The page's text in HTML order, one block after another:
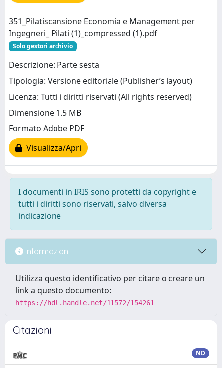
351_Pilatiscansione Economia e Management per
Ingegneri_ Pilati (1)_compressed (1).pdf
Solo gestori archivio
Descrizione: Parte sesta
Tipologia: Versione editoriale (Publisher’s layout)
Licenza: Tutti i diritti riservati (All rights reserved)
Dimensione 1.5 MB
Formato Adobe PDF
Visualizza/Apri
I documenti in IRIS sono protetti da copyright e
tutti i diritti sono riservati, salvo diversa
indicazione
Informazioni
Utilizza questo identificativo per citare o creare un
link a questo documento:
https://hdl.handle.net/11572/154261
Citazioni
ND